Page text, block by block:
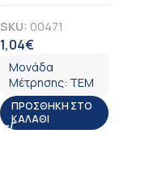
SKU: 00471
1,04€
Μονάδα
Μέτρησης: ΤΕΜ
ΠΡΟΣΘΉΚΗ ΣΤΟ
ΚΑΛΆΘΙ